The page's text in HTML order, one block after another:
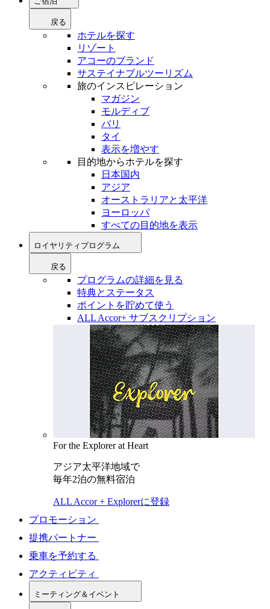
戻る
ホテルを探す
リゾート
アコーのブランド
サステイナブルツーリズム
旅のインスピレーション
マガジン
モルディブ
バリ
タイ
表示を増やす
目的地からホテルを探す
日本国内
アジア
オーストラリアと太平洋
ヨーロッパ
すべての目的地を表示
ロイヤリティプログラム
戻る
プログラムの詳細を見る
特典とステータス
ポイントを貯めて使う
ALL Accor+ サブスクリプション
For the Explorer at Heart
アジア太平洋地域で
毎年2泊の無料宿泊
ALL Accor + Explorerに登録
プロモーション
提携パートナー
乗車を予約する
アクティビティ
ミーティング＆イベント